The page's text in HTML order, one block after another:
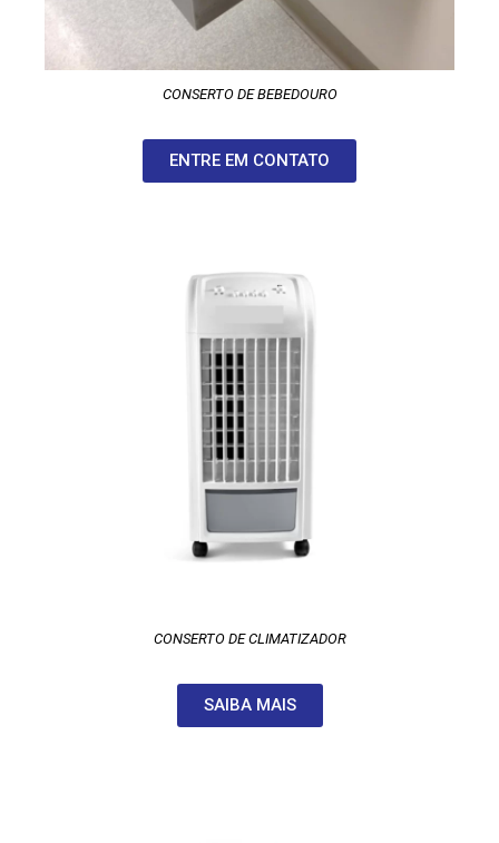
CONSERTO DE BEBEDOURO
ENTRE EM CONTATO
CONSERTO DE CLIMATIZADOR
SAIBA MAIS